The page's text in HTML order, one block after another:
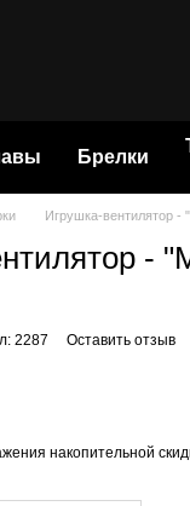
Брелки
Игрушка-вентилятор -
-
2287 Оставить отзыв
накопительной